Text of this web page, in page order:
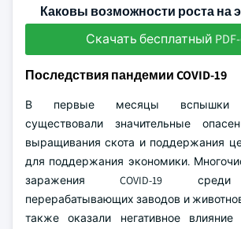
Каковы возможности роста на
Скачать бесплатный
Последствия пандемии COVID-19
В первые месяцы вспышки
существовали значительные
выращивания скота и поддержания
для поддержания экономики.
заражения COVID-19 среди
перерабатывающих заводов и
также оказали негативное